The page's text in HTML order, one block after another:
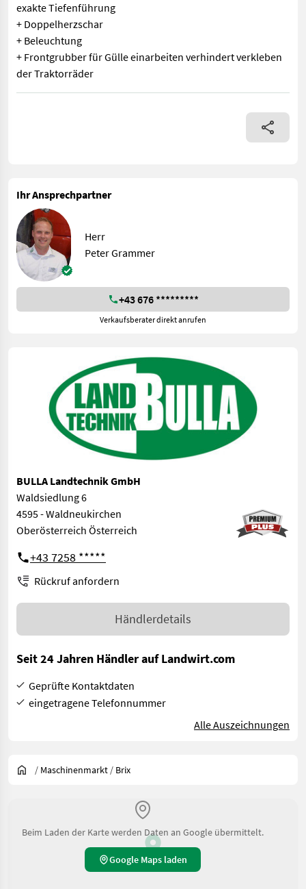
exakte Tiefenführung
+ Doppelherzschar
+ Beleuchtung
+ Frontgrubber für Gülle einarbeiten verhindert verkleben
der Traktorräder
BRIX Goliath 300 Frontgrubber + 3 Meter Arbeitsbreite + 7
Ihr Ansprechpartner
Herr
Peter Grammer
+43 676 *********
Verkaufsberater direkt anrufen
BULLA Landtechnik GmbH
Waldsiedlung 6
4595 - Waldneukirchen
Oberösterreich Österreich
+43 7258 *****
Rückruf anfordern
Händlerdetails
Seit 24 Jahren Händler auf Landwirt.com
Geprüfte Kontaktdaten
eingetragene Telefonnummer
Alle Auszeichnungen
/ Maschinenmarkt / Brix
Beim Laden der Karte werden Daten an Google übermittelt.
Google Maps laden